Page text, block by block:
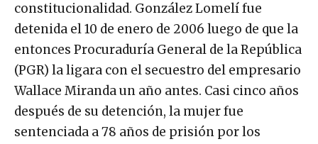
constitucionalidad. González Lomelí fue
detenida el 10 de enero de 2006 luego de que la
entonces Procuraduría General de la República
(PGR) la ligara con el secuestro del empresario
Wallace Miranda un año antes. Casi cinco años
después de su detención, la mujer fue
sentenciada a 78 años de prisión por los